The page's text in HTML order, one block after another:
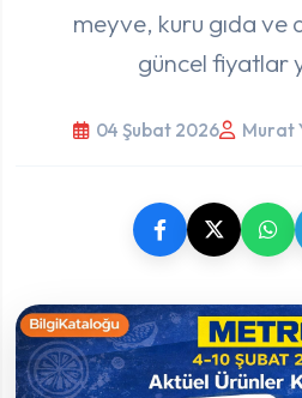
meyve, kuru gıda ve
güncel fiyatlar
04 Şubat 2026 Murat